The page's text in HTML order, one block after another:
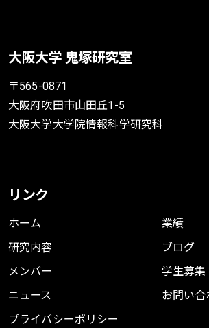
大阪大学 鬼塚研究室
〒565-0871
大阪府吹田市山田丘1-5
大阪大学大学院情報科学研究科
リンク
ホーム
研究内容
メンバー
ニュース
プライバシーポリシー
業績
ブログ
学生募集
お問い合